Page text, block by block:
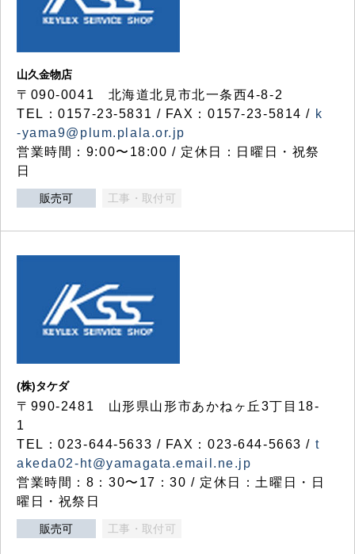
山久金物店
〒090-0041 北海道北見市北一条西4-8-2
TEL：0157-23-5831 / FAX：0157-23-5814 / k
-yama9@plum.plala.or.jp
営業時間：9:00〜18:00 / 定休日：日曜日・祝祭
日
販売可 工事・取付可
(株)タケダ
〒990-2481 山形県山形市あかねヶ丘3丁目18-
1
TEL：023-644-5633 / FAX：023-644-5663 / t
akeda02-ht@yamagata.email.ne.jp
営業時間：8：30〜17：30 / 定休日：土曜日・日
曜日・祝祭日
販売可 工事・取付可